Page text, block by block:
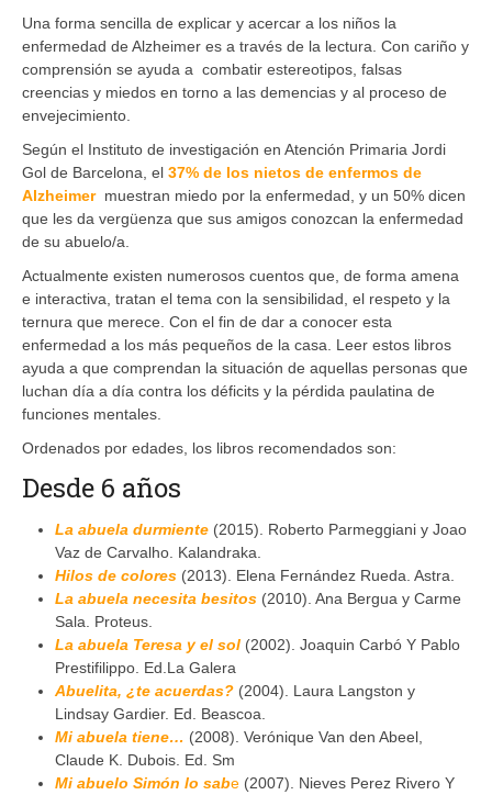
Una forma sencilla de explicar y acercar a los niños la
enfermedad de Alzheimer es a través de la lectura. Con cariño y
comprensión se ayuda a combatir estereotipos, falsas
creencias y miedos en torno a las demencias y al proceso de
envejecimiento.
Según el Instituto de investigación en Atención Primaria Jordi
Gol de Barcelona, el 37% de los nietos de enfermos de
Alzheimer muestran miedo por la enfermedad, y un 50% dicen
que les da vergüenza que sus amigos conozcan la enfermedad
de su abuelo/a.
Actualmente existen numerosos cuentos que, de forma amena
e interactiva, tratan el tema con la sensibilidad, el respeto y la
ternura que merece. Con el fin de dar a conocer esta
enfermedad a los más pequeños de la casa. Leer estos libros
ayuda a que comprendan la situación de aquellas personas que
luchan día a día contra los déficits y la pérdida paulatina de
funciones mentales.
Ordenados por edades, los libros recomendados son:
Desde 6 años
La abuela durmiente (2015). Roberto Parmeggiani y Joao
Vaz de Carvalho. Kalandraka.
Hilos de colores (2013). Elena Fernández Rueda. Astra.
La abuela necesita besitos (2010). Ana Bergua y Carme
Sala. Proteus.
La abuela Teresa y el sol (2002). Joaquin Carbó Y Pablo
Prestifilippo. Ed.La Galera
Abuelita, ¿te acuerdas? (2004). Laura Langston y
Lindsay Gardier. Ed. Beascoa.
Mi abuela tiene… (2008). Verónique Van den Abeel,
Claude K. Dubois. Ed. Sm
Mi abuelo Simón lo sabe (2007). Nieves Perez Rivero Y